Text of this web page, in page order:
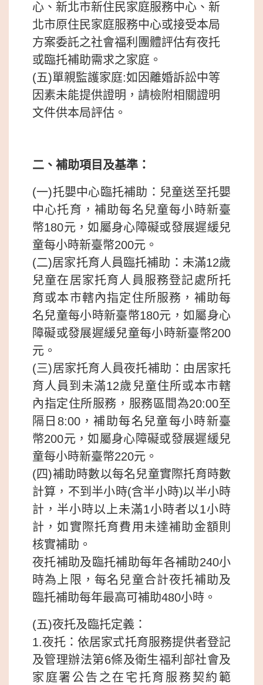
心、新北市新住民家庭服務中心、新
北市原住民家庭服務中心或接受本局
方案委託之社會福利團體評估有夜托
或臨托補助需求之家庭。
(五)單親監護家庭:如因離婚訴訟中等
因素未能提供證明，請檢附相關證明
文件供本局評估。
二、補助項目及基準：
(一)托嬰中心臨托補助：兒童送至托嬰
中心托育，補助每名兒童每小時新臺
幣180元，如屬身心障礙或發展遲緩兒
童每小時新臺幣200元。
(二)居家托育人員臨托補助：未滿12歲
兒童在居家托育人員服務登記處所托
育或本市轄內指定住所服務，補助每
名兒童每小時新臺幣180元，如屬身心
障礙或發展遲緩兒童每小時新臺幣200
元。
(三)居家托育人員夜托補助：由居家托
育人員到未滿12歲兒童住所或本市轄
內指定住所服務，服務區間為20:00至
隔日8:00，補助每名兒童每小時新臺
幣200元，如屬身心障礙或發展遲緩兒
童每小時新臺幣220元。
(四)補助時數以每名兒童實際托育時數
計算，不到半小時(含半小時)以半小時
計，半小時以上未滿1小時者以1小時
計，如實際托育費用未達補助金額則
核實補助。
夜托補助及臨托補助每年各補助240小
時為上限，每名兒童合計夜托補助及
臨托補助每年最高可補助480小時。
(五)夜托及臨托定義：
1.夜托：依居家式托育服務提供者登記
及管理辦法第6條及衛生福利部社會及
家庭署公告之在宅托育服務契約範